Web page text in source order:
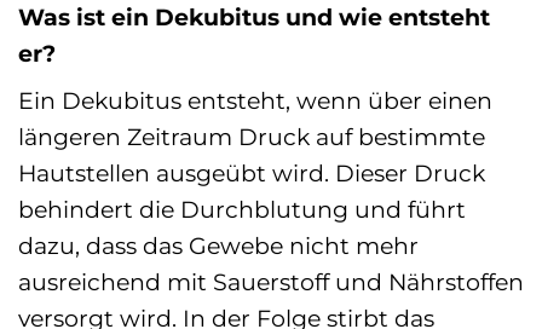
Was ist ein Dekubitus und wie entsteht
er?
Ein Dekubitus entsteht, wenn über einen
längeren Zeitraum Druck auf bestimmte
Hautstellen ausgeübt wird. Dieser Druck
behindert die Durchblutung und führt
dazu, dass das Gewebe nicht mehr
ausreichend mit Sauerstoff und Nährstoffen
versorgt wird. In der Folge stirbt das